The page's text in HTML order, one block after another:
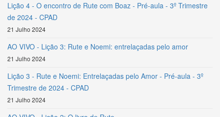
Lição 4 - O encontro de Rute com Boaz - Pré-aula - 3º Trimestre
de 2024 - CPAD
21 Julho 2024
AO VIVO - Lição 3: Rute e Noemi: entrelaçadas pelo amor
21 Julho 2024
Lição 3 - Rute e Noemi: Entrelaçadas pelo Amor - Pré-aula - 3º
Trimestre de 2024 - CPAD
21 Julho 2024